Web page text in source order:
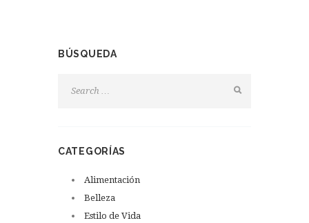
BÚSQUEDA
CATEGORÍAS
Alimentación
Belleza
Estilo de Vida